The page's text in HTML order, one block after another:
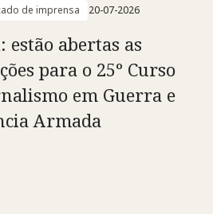
de imprensa 20-07-2026
estão abertas as
para o 25º Curso
em Guerra e
Armada